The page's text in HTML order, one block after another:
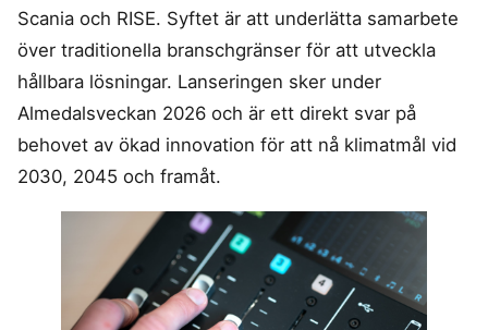
Scania och RISE. Syftet är att underlätta samarbete
över traditionella branschgränser för att utveckla
hållbara lösningar. Lanseringen sker under
Almedalsveckan 2026 och är ett direkt svar på
behovet av ökad innovation för att nå klimatmål vid
2030, 2045 och framåt.